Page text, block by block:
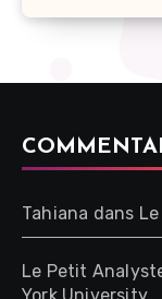
Tahiana dans
Le Petit